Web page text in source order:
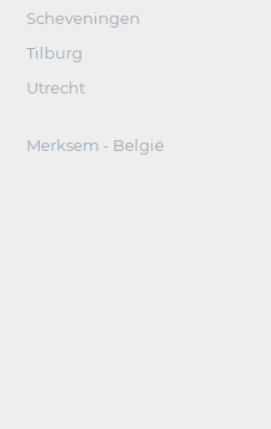
Scheveningen
Tilburg
Utrecht
Merksem - België